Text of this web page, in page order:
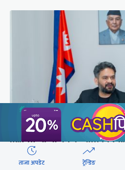
प्रधानमन्त्री बालेनले ल्याएको
समितिबाट जस्ताको तस्तै सदर
ताजा अपडेट ट्रेन्डिङ